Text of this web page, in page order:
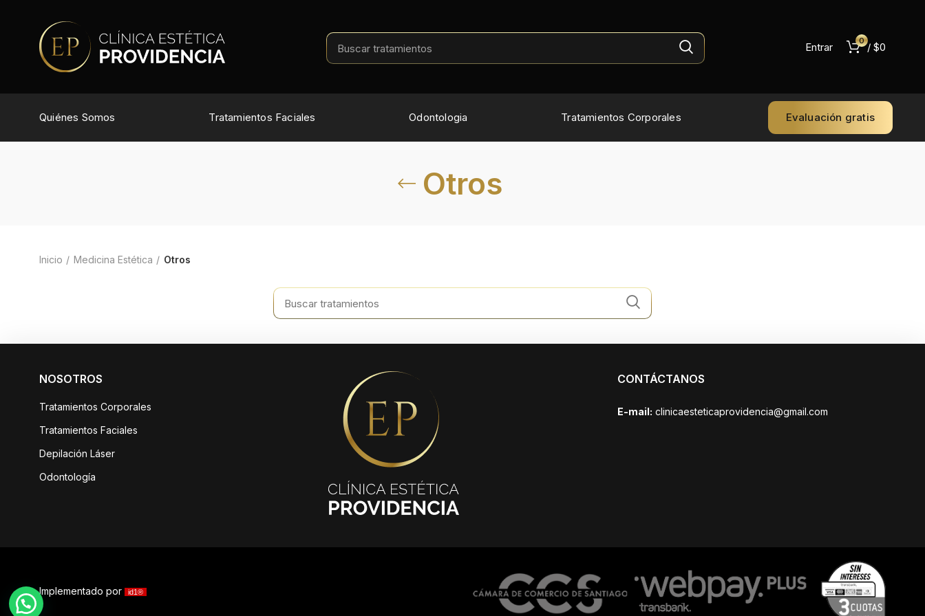
Entrar 0 / $0
Quiénes Somos Tratamientos Faciales Odontologia Tratamientos Corporales Evaluación gratis
Otros
Inicio Medicina Estética Otros
NOSOTROS
Tratamientos Corporales
Tratamientos Faciales
Depilación Láser
Odontología
CONTÁCTANOS
E-mail: clinicaesteticaprovidencia@gmail.com
Implementado por id1®